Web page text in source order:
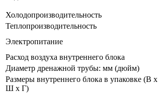
Холодопроизводительность
Теплопроизводительность
Электропитание
Расход воздуха внутреннего блока
Диаметр дренажной трубы: мм (дюйм)
Размеры внутреннего блока в упаковке (В х
Ш х Г)